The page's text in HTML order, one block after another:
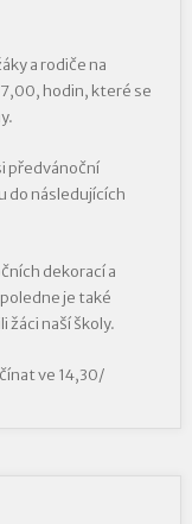
a rodiče na
hodin, které se
předvánoční
do následujících
dekorací a
je také
naší školy.
ve 14,30/